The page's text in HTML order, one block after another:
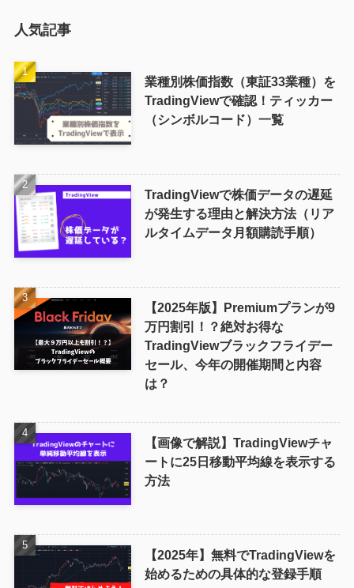
人気記事
業種別株価指数（東証33業種）を
TradingViewで確認！ティッカー
（シンボルコード）一覧
TradingViewで株価データの遅延
が発生する理由と解決方法（リア
ルタイムデータ月額購読手順）
【2025年版】Premiumプランが9
万円割引！？絶対お得な
TradingViewブラックフライデー
セール、今年の開催期間と内容
は？
【画像で解説】TradingViewチャ
ートに25日移動平均線を表示する
方法
【2025年】無料でTradingViewを
始めるための具体的な登録手順